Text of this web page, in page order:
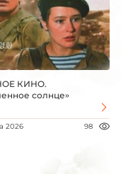
КИНО.
солнце»
2026 98